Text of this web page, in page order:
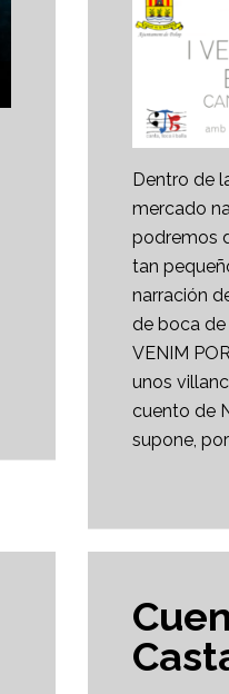
Dentro de
mercado
podremos
tan
narración
de boca de
VENIM
unos
cuento de
supone, por